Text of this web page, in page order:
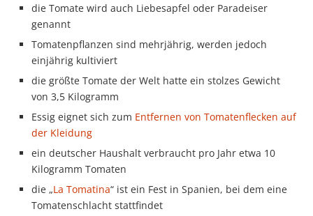
die Tomate wird auch Liebesapfel oder Paradeiser
genannt
Tomatenpflanzen sind mehrjährig, werden jedoch
einjährig kultiviert
die größte Tomate der Welt hatte ein stolzes Gewicht
von 3,5 Kilogramm
Essig eignet sich zum Entfernen von Tomatenflecken auf
der Kleidung
ein deutscher Haushalt verbraucht pro Jahr etwa 10
Kilogramm Tomaten
die „La Tomatina“ ist ein Fest in Spanien, bei dem eine
Tomatenschlacht stattfindet